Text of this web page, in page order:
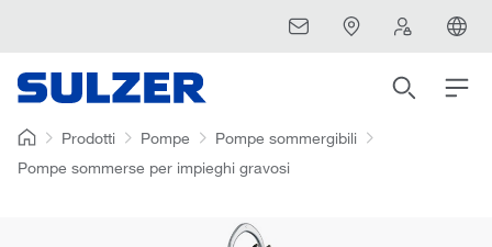
Prodotti Pompe
Pompe sommergibili
Pompe sommerse per impieghi gravosi